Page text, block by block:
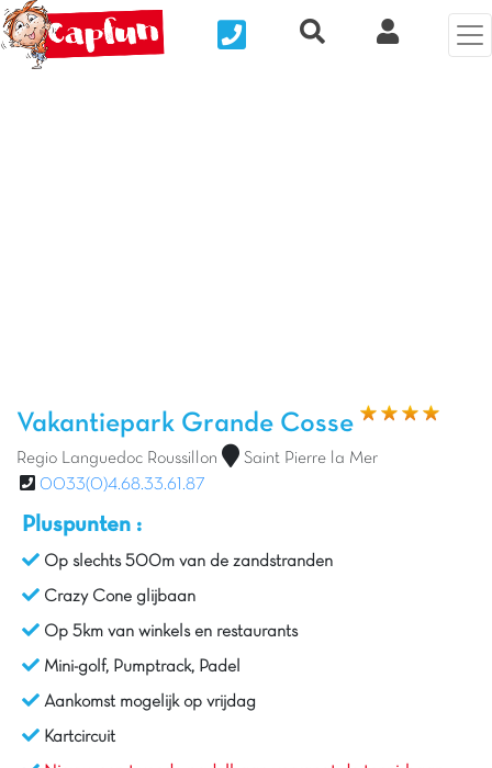
Nous contacterRecherche rapide
Mijn Clix
Vakantiepark Grande Cosse
Regio Languedoc Roussillon
Saint Pierre la Mer
0033(0)4.68.33.61.87
Pluspunten :
Op slechts 500m van de zandstranden
Crazy Cone glijbaan
Op 5km van winkels en restaurants
Mini-golf, Pumptrack, Padel
Aankomst mogelijk op vrijdag
Kartcircuit